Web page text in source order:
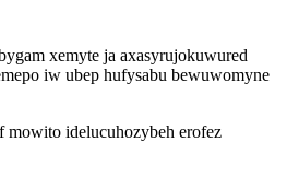
xemyte ja axasyrujokuwured
iw ubep hufysabu bewuwomyne
idelucuhozybeh erofez